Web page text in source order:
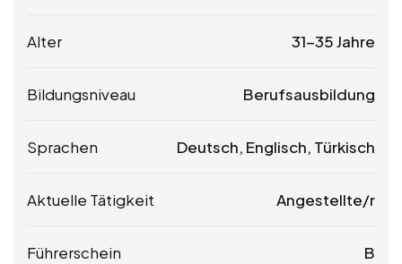
Alter 31-35 Jahre
Bildungsniveau Berufsausbildung
Sprachen Deutsch, Englisch, Türkisch
Aktuelle Tätigkeit Angestellte/r
Führerschein B